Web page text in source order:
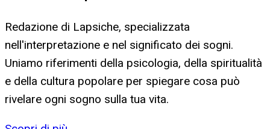
Redazione di Lapsiche, specializzata
nell'interpretazione e nel significato dei sogni.
Uniamo riferimenti della psicologia, della spiritualità
e della cultura popolare per spiegare cosa può
rivelare ogni sogno sulla tua vita.